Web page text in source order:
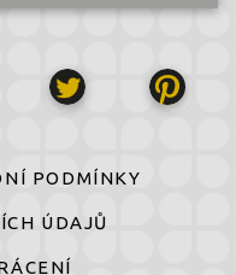
PODMÍNKY
ÚDAJŮ